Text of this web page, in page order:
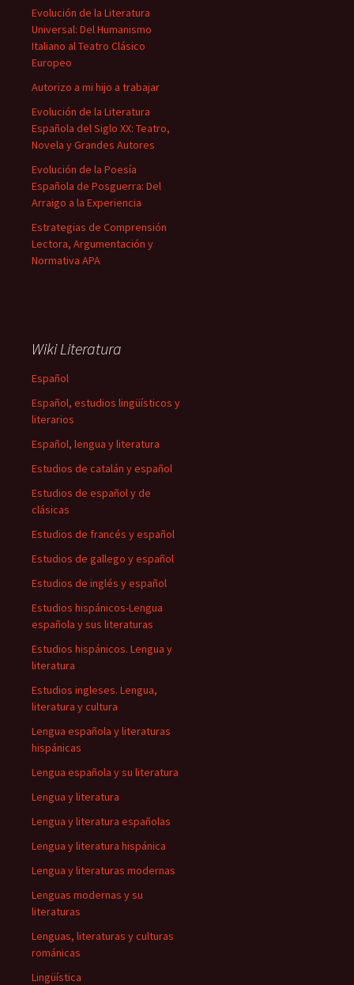
Evolución de la Literatura
Universal: Del Humanismo
Italiano al Teatro Clásico
Europeo
Autorizo a mi hijo a trabajar
Evolución de la Literatura
Española del Siglo XX: Teatro,
Novela y Grandes Autores
Evolución de la Poesía
Española de Posguerra: Del
Arraigo a la Experiencia
Estrategias de Comprensión
Lectora, Argumentación y
Normativa APA
Wiki Literatura
Español
Español, estudios lingüísticos y
literarios
Español, lengua y literatura
Estudios de catalán y español
Estudios de español y de
clásicas
Estudios de francés y español
Estudios de gallego y español
Estudios de inglés y español
Estudios hispánicos-Lengua
española y sus literaturas
Estudios hispánicos. Lengua y
literatura
Estudios ingleses. Lengua,
literatura y cultura
Lengua española y literaturas
hispánicas
Lengua española y su literatura
Lengua y literatura
Lengua y literatura españolas
Lengua y literatura hispánica
Lengua y literaturas modernas
Lenguas modernas y su
literaturas
Lenguas, literaturas y culturas
románicas
Lingüística